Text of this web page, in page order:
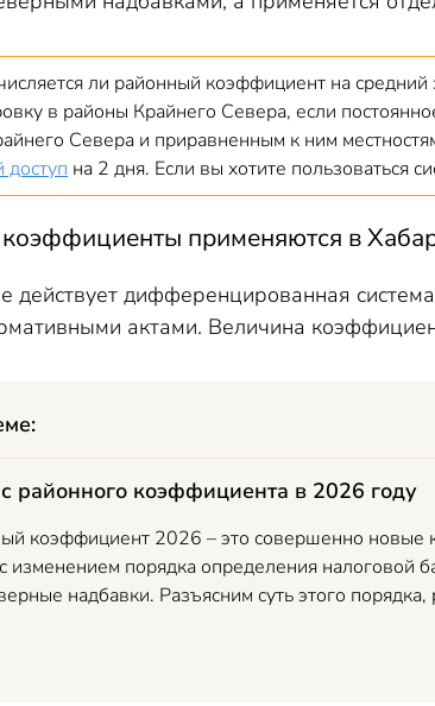
ли районный коэффициент на
в районы Крайнего Севера, если
Севера и приравненным к ним
на 2 дня. Если вы хотите пользоваться
применяются в
действует дифференцированная
актами. Величина
коэффициента в 2026 году
коэффициент 2026 – это совершенно новые
изменением порядка определения налоговой
надбавки. Разъясним суть этого